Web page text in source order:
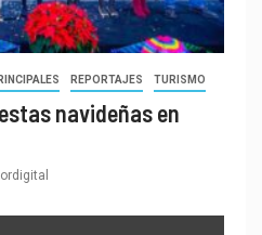
REPORTAJES TURISMO
navideñas en